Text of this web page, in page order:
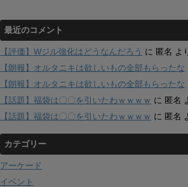
最近のコメント
【評価】Wジル強化はどうなんだろう に 匿名 よ
【朗報】オルタニキは欲しいもの全部もらったな
【朗報】オルタニキは欲しいもの全部もらったな
【話題】福袋は〇〇を引いたわｗｗｗｗ に 匿名
【話題】福袋は〇〇を引いたわｗｗｗｗ に 匿名
カテゴリー
アーケード
イベント